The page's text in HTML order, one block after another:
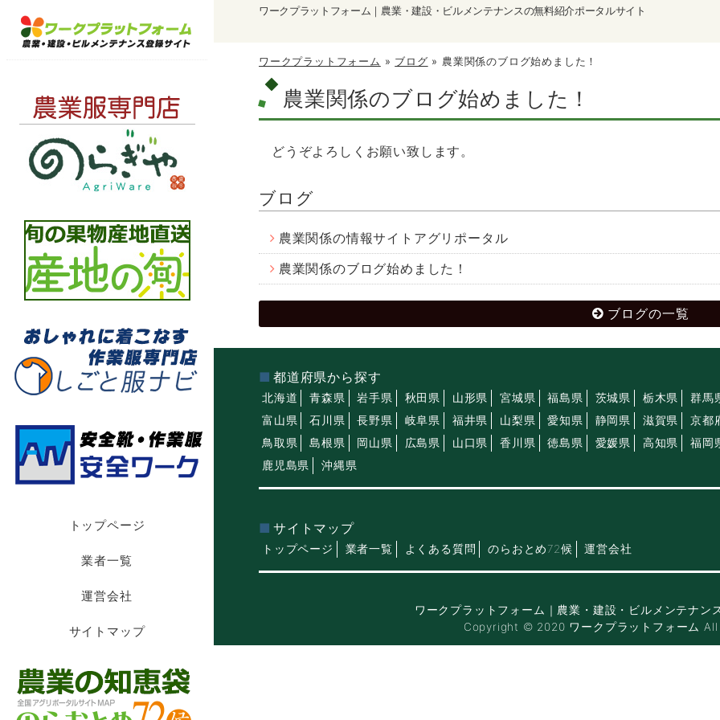
ワークプラットフォーム｜農業・建設・ビルメンテナンスの無料紹介ポータルサイト
トップページ
業者一覧
運営会社
サイトマップ
ワークプラットフォーム » ブログ » 農業関係のブログ始めました！
農業関係のブログ始めました！
どうぞよろしくお願い致します。
ブログ
農業関係の情報サイトアグリポータル
農業関係のブログ始めました！
ブログの一覧
都道府県から探す
北海道 青森県 岩手県 秋田県 山形県 宮城県 福島県 茨城県 栃木県 群馬
富山県
石川県 長野県 岐阜県 福井県 山梨県 愛知県 静岡県 滋賀県 京都
鳥取県
島根県 岡山県 広島県 山口県 香川県 徳島県 愛媛県 高知県 福岡
鹿児島県
沖縄県
サイトマップ
トップページ 業者一覧 よくある質問 のらおとめ72候 運営会社
ワークプラットフォーム｜農業・建設・ビルメンテナン
Copyright © 2020 ワークプラットフォーム All